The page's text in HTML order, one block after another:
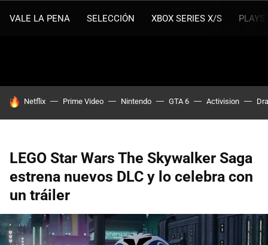
VALE LA PENA SELECCIÓN XBOX SERIES X/S
HOY SE HABLA DE
Netflix Prime Video Nintendo GTA 6 Activision
LEGO Star Wars The Skywalker Saga
estrena nuevos DLC y lo celebra con
un tráiler